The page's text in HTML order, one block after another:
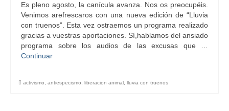
Es pleno agosto, la canícula avanza. Nos os preocupéis.
Venimos arefrescaros con una nueva edición de “Lluvia
con truenos”. Esta vez ostraemos un programa realizado
gracias a vuestras aportaciones. Sí,hablamos del ansiado
programa sobre los audios de las excusas que …
Continuar
activismo antiespecismo liberacion animal lluvia con truenos